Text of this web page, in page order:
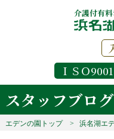
介護付有
ＩＳＯ
スタッフブログ
エデンの園トップ 浜名湖エ